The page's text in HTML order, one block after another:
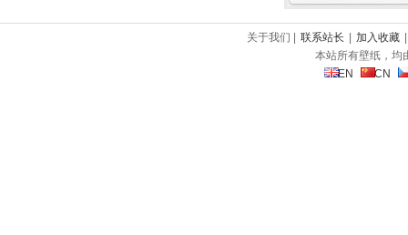
关于我们 | 联系站长 加入收藏
本站所有壁纸，均
EN
CN